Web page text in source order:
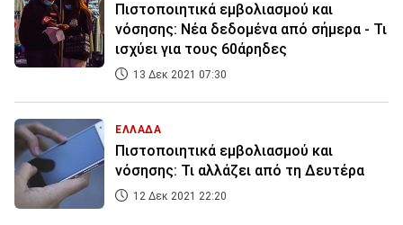
Πιστοποιητικά εμβολιασμού και
νόσησης: Νέα δεδομένα από σήμερα - Τι
ισχύει για τους 60άρηδες
13 Δεκ 2021 07:30
ΕΛΛΑΔΑ
Πιστοποιητικά εμβολιασμού και
νόσησης: Τι αλλάζει από τη Δευτέρα
12 Δεκ 2021 22:20